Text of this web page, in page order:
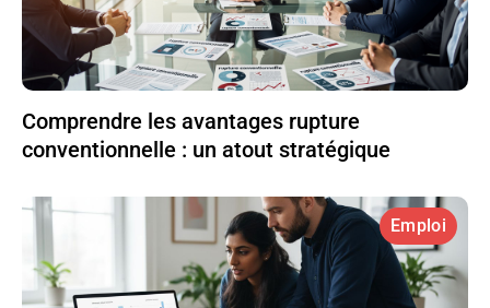
Comprendre les avantages rupture
conventionnelle : un atout stratégique
Emploi